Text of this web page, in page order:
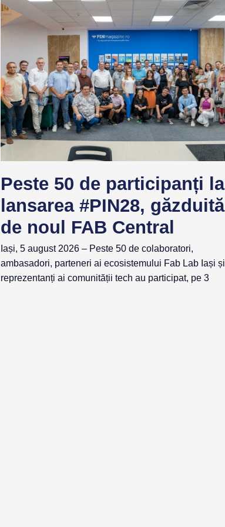
Peste 50 de participanți la
lansarea #PIN28, găzduită
de noul FAB Central
Iași, 5 august 2026 – Peste 50 de colaboratori,
ambasadori, parteneri ai ecosistemului Fab Lab Iași și
reprezentanți ai comunității tech au participat, pe 3